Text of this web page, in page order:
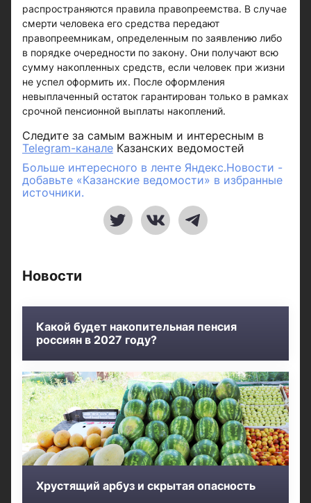
распространяются правила правопреемства. В случае
смерти человека его средства передают
правопреемникам, определенным по заявлению либо
в порядке очередности по закону. Они получают всю
сумму накопленных средств, если человек при жизни
не успел оформить их. После оформления
невыплаченный остаток гарантирован только в рамках
срочной пенсионной выплаты накоплений.
Следите за самым важным и интересным в
Telegram-канале Казанских ведомостей
Больше интересного в ленте Яндекс.Новости -
добавьте «Казанские ведомости» в избранные
источники.
Новости
Какой будет накопительная пенсия
россиян в 2027 году?
Хрустящий арбуз и скрытая опасность